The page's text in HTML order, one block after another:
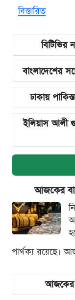
বিস্তারিত
বিটিভির
বাংলাদেশের
ঢাকায়
ইলিয়াস আলী
আজকের
পার্থক্য রয়েছে।
আজকের